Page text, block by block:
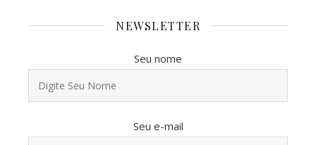
NEWSLETTER
Seu nome
Seu e-mail